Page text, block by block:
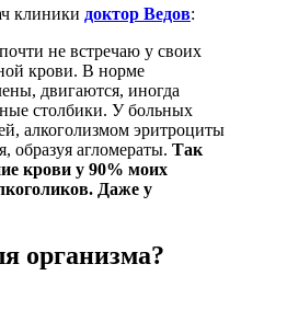
клиники доктор Ведов:
не встречаю у своих
крови. В норме
двигаются, иногда
столбики. У больных
алкоголизмом эритроциты
образуя агломераты. Так
крови у 90% моих
Даже у
организма?